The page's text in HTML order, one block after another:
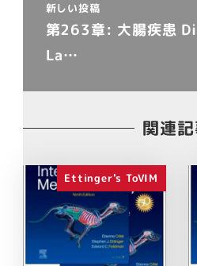
新しい投稿
第263章: 大腸疾患
La…
関連
Ettinger's ToVIM